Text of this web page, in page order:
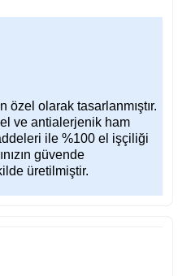
özel olarak tasarlanmıştır.
ve antialerjenik ham
ile %100 el işçiliği
güvende
üretilmiştir.